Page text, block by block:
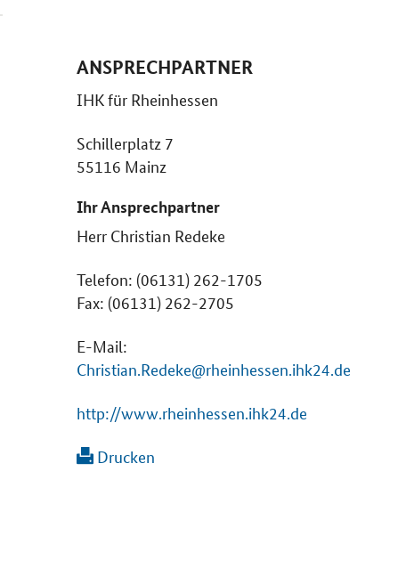
ANSPRECHPARTNER
IHK für Rheinhessen
Schillerplatz 7
55116 Mainz
Ihr Ansprechpartner
Herr Christian Redeke
Telefon: (06131) 262-1705
Fax: (06131) 262-2705
E-Mail:
Christian.Redeke@rheinhessen.ihk24.de
http://www.rheinhessen.ihk24.de
Drucken